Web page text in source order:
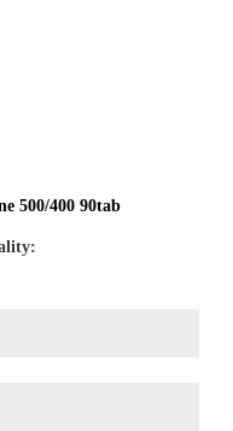
500/400 90tab